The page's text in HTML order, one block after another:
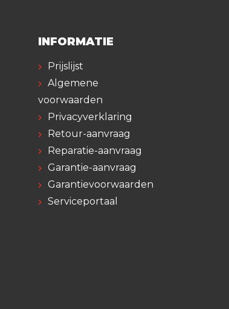
INFORMATIE
Prijslijst
Algemene
voorwaarden
Privacyverklaring
Retour-aanvraag
Reparatie-aanvraag
Garantie-aanvraag
Garantievoorwaarden
Serviceportaal